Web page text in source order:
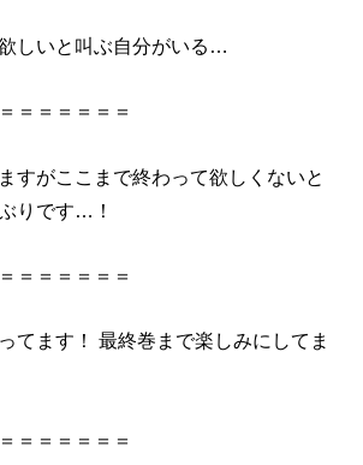
しいと叫ぶ自分がいる…
＝＝＝＝＝＝
すがここまで終わって欲しくないと
りです…！
＝＝＝＝＝＝
てます！ 最終巻まで楽しみにしてま
＝＝＝＝＝＝